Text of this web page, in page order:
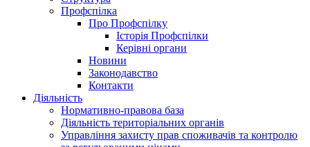
Профспілка
Про Профспілку
Історія Профспілки
Керівні органи
Новини
Законодавство
Контакти
Діяльність
Нормативно-правова база
Діяльність територіальних органів
Управління захисту прав споживачів та контролю